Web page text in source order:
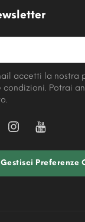
accetti la nostra
Potrai
Gestisci Preferenze